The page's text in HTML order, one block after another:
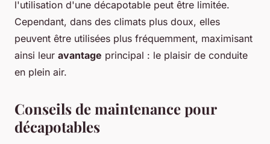
l'utilisation d'une décapotable peut être limitée.
Cependant, dans des climats plus doux, elles
peuvent être utilisées plus fréquemment, maximisant
ainsi leur avantage principal : le plaisir de conduite
en plein air.
Conseils de maintenance pour
décapotables